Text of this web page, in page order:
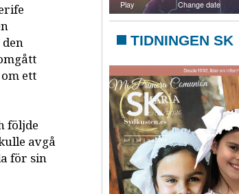
ett
följde
avgå
för sin
TIDNINGEN SK